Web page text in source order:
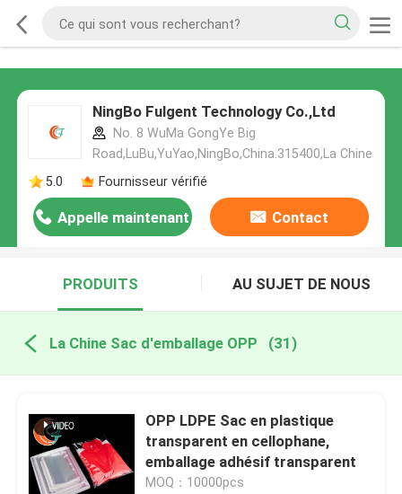
NingBo Fulgent Technology Co.,Ltd
No. 8 WuMa GongYe Big
Road,LuBu,YuYao,NingBo,China.315400,La Chine
5.0
Fournisseur vérifié
Appelle maintenant Contact
PRODUITS AU SUJET DE NOUS
La Chine Sac d'emballage OPP (31)
OPP LDPE Sac en plastique
transparent en cellophane,
emballage adhésif transparent
MOQ：10000pcs